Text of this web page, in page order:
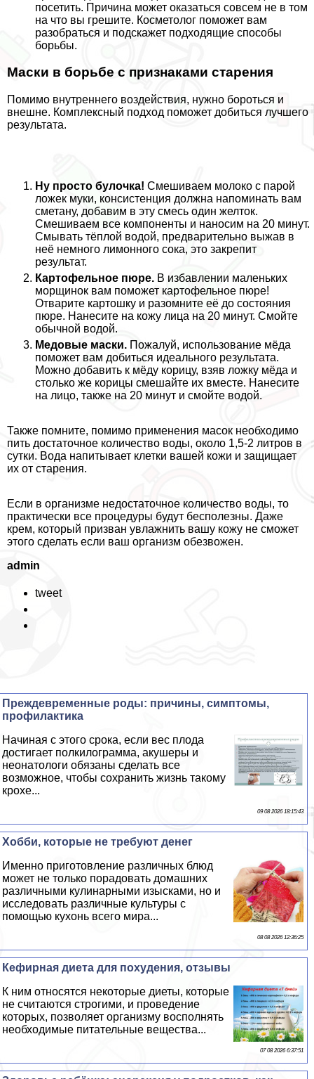
посетить. Причина может оказаться совсем не в том
на что вы грешите. Косметолог поможет вам
разобраться и подскажет подходящие способы
борьбы.
Маски в борьбе с признаками старения
Помимо внутреннего воздействия, нужно бороться и
внешне. Комплексный подход поможет добиться лучшего
результата.
Ну просто булочка! Смешиваем молоко с парой
ложек муки, консистенция должна напоминать вам
сметану, добавим в эту смесь один желток.
Смешиваем все компоненты и наносим на 20 минут.
Смывать тёплой водой, предварительно выжав в
неё немного лимонного сока, это закрепит
результат.
Картофельное пюре. В избавлении маленьких
морщинок вам поможет картофельное пюре!
Отварите картошку и разомните её до состояния
пюре. Нанесите на кожу лица на 20 минут. Смойте
обычной водой.
Медовые маски. Пожалуй, использование мёда
поможет вам добиться идеального результата.
Можно добавить к мёду корицу, взяв ложку мёда и
столько же корицы смешайте их вместе. Нанесите
на лицо, также на 20 минут и смойте водой.
Также помните, помимо применения масок необходимо
пить достаточное количество воды, около 1,5-2 литров в
сутки. Вода напитывает клетки вашей кожи и защищает
их от старения.
Если в организме недостаточное количество воды, то
пpaктически все процедуры будут бесполезны. Даже
крем, который призван увлажнить вашу кожу не сможет
этого сделать если ваш организм обезвожен.
admin
tweet
Преждевременные роды: причины, симптомы,
профилактика
Начиная с этого срока, если вес плода
достигает полкилограмма, акушеры и
неонатологи обязаны сделать все
возможное, чтобы сохранить жизнь такому
крохе...
09 08 2026 18:15:43
Хобби, которые не требуют денег
Именно приготовление различных блюд
может не только порадовать домашних
различными кулинарными изысками, но и
исследовать различные культуры с
помощью кухонь всего мира...
08 08 2026 12:36:25
Кефирная диета для похудения, отзывы
К ним относятся некоторые диеты, которые
не считаются строгими, и проведение
которых, позволяет организму восполнять
необходимые питательные вещества...
07 08 2026 6:37:51